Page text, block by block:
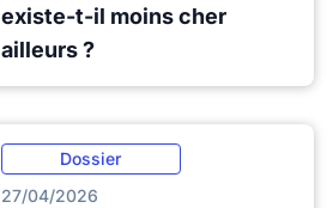
existe-t-il moins cher
ailleurs ?
Dossier
27/04/2026